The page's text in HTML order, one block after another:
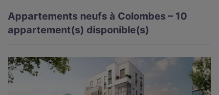
Appartements neufs à Colombes – 10
appartement(s) disponible(s)